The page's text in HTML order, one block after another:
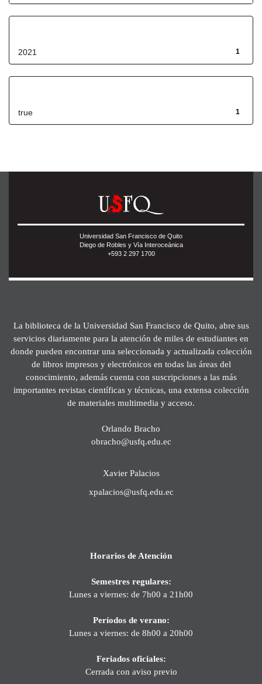
1
2021
1
true
Universidad San Francisco de Quito
Diego de Robles y Vía Interoceánica
+593 2 297 1700
La biblioteca de la Universidad San Francisco de Quito, abre sus
servicios diariamente para la atención de miles de estudiantes en
donde pueden encontrar una seleccionada y actualizada colección
de libros impresos y electrónicos en todas las áreas del
conocimiento, además cuenta con suscripciones a las más
importantes revistas científicas y técnicas, una extensa colección
de materiales multimedia y acceso.
Orlando Bracho
obracho@usfq.edu.ec
Xavier Palacios
xpalacios@usfq.edu.ec
Horarios de Atención
Semestres regulares:
Lunes a viernes: de 7h00 a 21h00
Períodos de verano:
Lunes a viernes: de 8h00 a 20h00
Feriados oficiales:
Cerrada con aviso previo